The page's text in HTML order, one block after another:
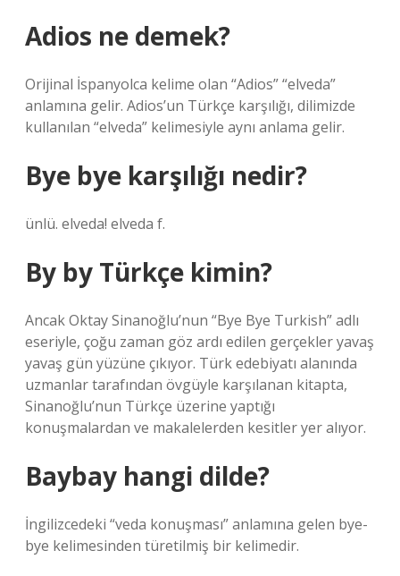
Adios ne demek?
Orijinal İspanyolca kelime olan “Adios” “elveda”
anlamına gelir. Adios’un Türkçe karşılığı, dilimizde
kullanılan “elveda” kelimesiyle aynı anlama gelir.
Bye bye karşılığı nedir?
ünlü. elveda! elveda f.
By by Türkçe kimin?
Ancak Oktay Sinanoğlu’nun “Bye Bye Turkish” adlı
eseriyle, çoğu zaman göz ardı edilen gerçekler yavaş
yavaş gün yüzüne çıkıyor. Türk edebiyatı alanında
uzmanlar tarafından övgüyle karşılanan kitapta,
Sinanoğlu’nun Türkçe üzerine yaptığı
konuşmalardan ve makalelerden kesitler yer alıyor.
Baybay hangi dilde?
İngilizcedeki “veda konuşması” anlamına gelen bye-
bye kelimesinden türetilmiş bir kelimedir.